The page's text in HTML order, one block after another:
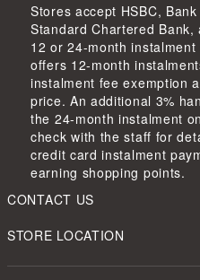
Stores accept HSBC,
Standard Chartered
12 or 24-month
offers 12-month
instalment fee exemption
price. An additional 3%
the 24-month instalment
check with the staff for
credit card instalment
earning shopping points.
CONTACT US
STORE LOCATION